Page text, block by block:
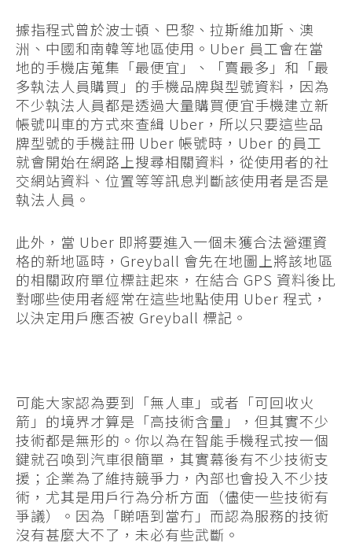
據指程式曾於波士頓、巴黎、拉斯維加斯、澳
洲、中國和南韓等地區使用。Uber 員工會在當
地的手機店蒐集「最便宜」、「賣最多」和「最
多執法人員購買」的手機品牌與型號資料，因為
不少執法人員都是透過大量購買便宜手機建立新
帳號叫車的方式來查緝 Uber，所以只要這些品
牌型號的手機註冊 Uber 帳號時，Uber 的員工
就會開始在網路上搜尋相關資料，從使用者的社
交網站資料、位置等等訊息判斷該使用者是否是
執法人員。
此外，當 Uber 即將要進入一個未獲合法營運資
格的新地區時，Greyball 會先在地圖上將該地區
的相關政府單位標註起來，在結合 GPS 資料後比
對哪些使用者經常在這些地點使用 Uber 程式，
以決定用戶應否被 Greyball 標記。
可能大家認為要到「無人車」或者「可回收火
箭」的境界才算是「高技術含量」，但其實不少
技術都是無形的。你以為在智能手機程式按一個
鍵就召喚到汽車很簡單，其實幕後有不少技術支
援；企業為了維持競爭力，內部也會投入不少技
術，尤其是用戶行為分析方面（儘使一些技術有
爭議）。因為「睇唔到當冇」而認為服務的技術
沒有甚麼大不了，未必有些武斷。